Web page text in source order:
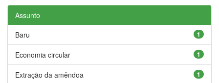
Assunto
1
Baru
1
Economia circular
1
Extração da amêndoa